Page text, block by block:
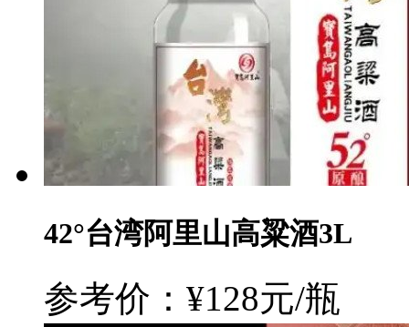
42°台湾阿里山高粱酒3L
参考价：¥128元/瓶